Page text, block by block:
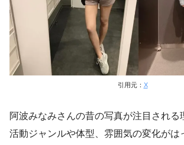
引用元： X
阿波みなみさんの昔の写真が注目される
活動ジャンルや体型、雰囲気の変化がは